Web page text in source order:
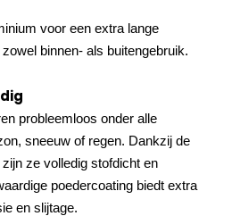
voor een extra lange
binnen- als buitengebruik.
probleemloos onder alle
sneeuw of regen. Dankzij de
ze volledig stofdicht en
poedercoating biedt extra
en slijtage.